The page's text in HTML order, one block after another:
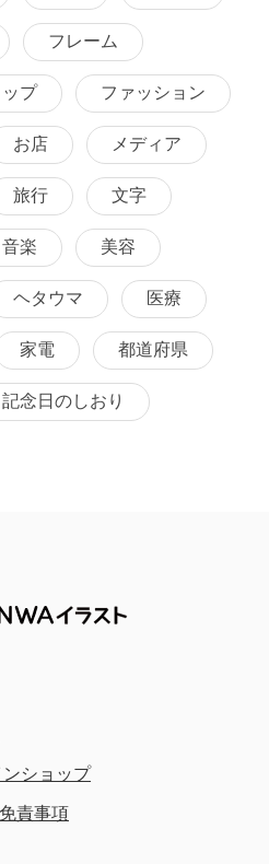
フレーム
プ ファッション
お店 メディア
旅行 文字
音楽 美容
ヘタウマ 医療
家電 都道府県
記念日のしおり
ショップ
責事項